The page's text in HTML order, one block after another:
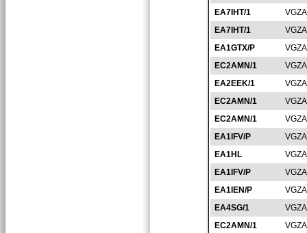
EA7IHT/1
EA7IHT/1
EA1GTX/P
EC2AMN/1
EA2EEK/1
EC2AMN/1
EC2AMN/1
EA1IFV/P
EA1HL
EA1IFV/P
EA1IEN/P
EA4SG/1
EC2AMN/1